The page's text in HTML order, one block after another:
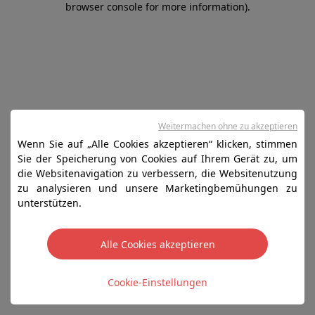
browser console for more information).
Wenn Sie auf „Alle Cookies akzeptieren“ klicken, stimmen
Sie der Speicherung von Cookies auf Ihrem Gerät zu, um
die Websitenavigation zu verbessern, die Websitenutzung
zu analysieren und unsere Marketingbemühungen zu
unterstützen.
Alle Cookies akzeptieren
Cookie-Einstellungen
Weitermachen ohne zu akzeptieren